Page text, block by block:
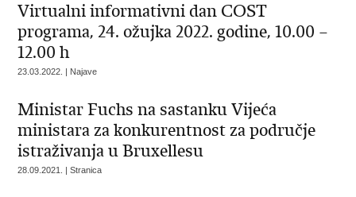
Virtualni informativni dan COST
programa, 24. ožujka 2022. godine, 10.00 –
12.00 h
23.03.2022. | Najave
Ministar Fuchs na sastanku Vijeća
ministara za konkurentnost za područje
istraživanja u Bruxellesu
28.09.2021. | Stranica